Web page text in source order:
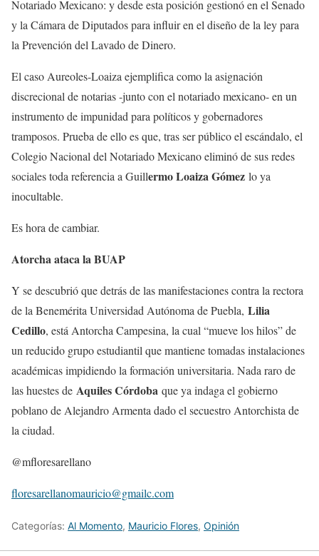
Notariado Mexicano: y desde esta posición gestionó en el Senado
y la Cámara de Diputados para influir en el diseño de la ley para
la Prevención del Lavado de Dinero.
El caso Aureoles-Loaiza ejemplifica como la asignación
discrecional de notarias -junto con el notariado mexicano- en un
instrumento de impunidad para políticos y gobernadores
tramposos. Prueba de ello es que, tras ser público el escándalo, el
Colegio Nacional del Notariado Mexicano eliminó de sus redes
sociales toda referencia a Guillermo Loaiza Gómez lo ya
inocultable.
Es hora de cambiar.
Atorcha ataca la BUAP
Y se descubrió que detrás de las manifestaciones contra la rectora
de la Benemérita Universidad Autónoma de Puebla, Lilia
Cedillo, está Antorcha Campesina, la cual “mueve los hilos” de
un reducido grupo estudiantil que mantiene tomadas instalaciones
académicas impidiendo la formación universitaria. Nada raro de
las huestes de Aquiles Córdoba que ya indaga el gobierno
poblano de Alejandro Armenta dado el secuestro Antorchista de
la ciudad.
@mfloresarellano
floresarellanomauricio@gmailc.com
Categorías: Al Momento, Mauricio Flores, Opinión